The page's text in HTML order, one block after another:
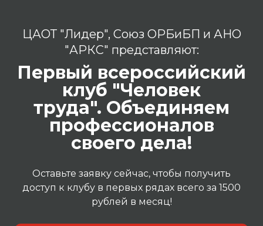
ЦАОТ "Лидер", Союз ОРБиБП и АНО
"АРКС" представляют:
Первый всероссийский
клуб "Человек
труда". Объединяем
профессионалов
своего дела!
Оставьте заявку сейчас, чтобы получить
доступ к клубу в первых рядах всего за 1500
рублей в месяц!